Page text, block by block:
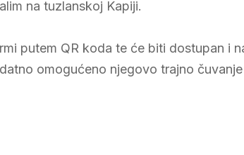
na tuzlanskoj Kapiji.
putem QR koda te će biti dostupan i
omogućeno njegovo trajno